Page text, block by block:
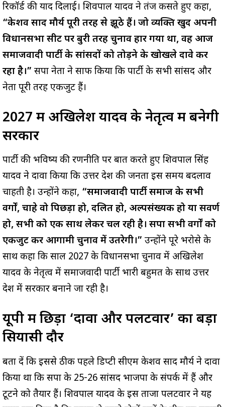
रिकॉर्ड की याद दिलाई। शिवपाल यादव ने तंज कसते हुए कहा,
“केशव प्रसाद मौर्य पूरी तरह से झूठे हैं। जो व्यक्ति खुद अपनी
विधानसभा सीट पर बुरी तरह चुनाव हार गया था, वह आज
समाजवादी पार्टी के सांसदों को तोड़ने के खोखले दावे कर
रहा है।” सपा नेता ने साफ किया कि पार्टी के सभी सांसद और
नेता पूरी तरह एकजुट हैं।
2027 में अखिलेश यादव के नेतृत्व में बनेगी
सरकार
पार्टी की भविष्य की रणनीति पर बात करते हुए शिवपाल सिंह
यादव ने दावा किया कि उत्तर प्रदेश की जनता इस समय बदलाव
चाहती है। उन्होंने कहा, “समाजवादी पार्टी समाज के सभी
वर्गों, चाहे वो पिछड़ा हो, दलित हो, अल्पसंख्यक हो या सवर्ण
हो, सभी को एक साथ लेकर चल रही है। सपा सभी वर्गों को
एकजुट कर आगामी चुनाव में उतरेगी।” उन्होंने पूरे भरोसे के
साथ कहा कि साल 2027 के विधानसभा चुनाव में अखिलेश
यादव के नेतृत्व में समाजवादी पार्टी भारी बहुमत के साथ उत्तर
प्रदेश में सरकार बनाने जा रही है।
यूपी में छिड़ा ‘दावों और पलटवार’ का बड़ा
सियासी दौर
बता दें कि इससे ठीक पहले डिप्टी सीएम केशव प्रसाद मौर्य ने दावा
किया था कि सपा के 25-26 सांसद भाजपा के संपर्क में हैं और
टूटने को तैयार हैं। शिवपाल यादव के इस ताजा पलटवार ने यह